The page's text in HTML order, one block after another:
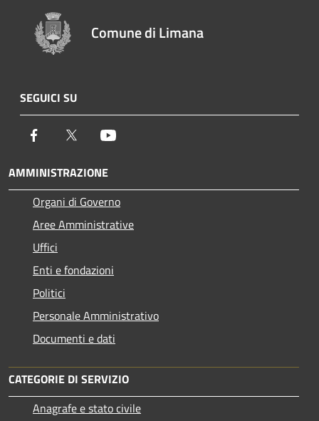
Comune di Limana
SEGUICI SU
Facebook Twitter
AMMINISTRAZIONE
Organi di Governo
Aree Amministrative
Uffici
Enti e fondazioni
Politici
Personale Amministrativo
Documenti e dati
CATEGORIE DI SERVIZIO
Anagrafe e stato civile